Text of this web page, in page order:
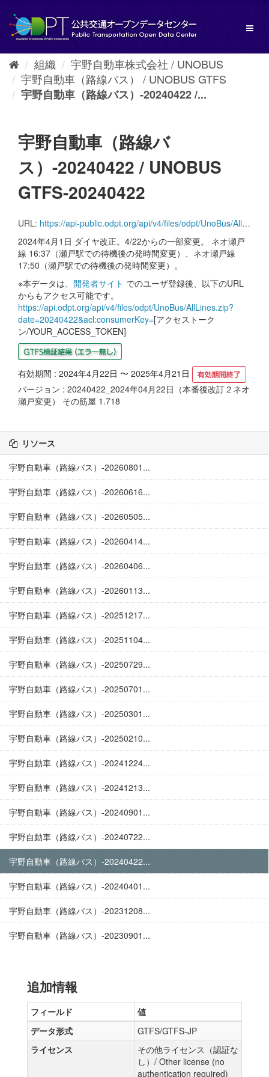
し
組織
宇野自動車株式会社 / UNOBUS
宇野自動車（路線バス） / UNOBUS GTFS
宇野自動車（路線バス）-20240422 /...
宇野自動車（路線バ
ス）-20240422 / UNOBUS
GTFS-20240422
URL: https://api-public.odpt.org/api/v4/files/odpt/UnoBus/AllLines.zip?date=20240422
2024年4月1日 ダイヤ改正。4/22からの一部変更。 ネオ瀬戸
線 16:37（瀬戸駅での待機後の発時間変更）、ネオ瀬戸線
17:50（瀬戸駅での待機後の発時間変更）。
※本データは、 開発者サイト でのユーザ登録後、以下のURL
からもアクセス可能です。
https://api.odpt.org/api/v4/files/odpt/UnoBus/AllLines.zip?
date=20240422&acl:consumerKey=[アクセストーク
ン/YOUR_ACCESS_TOKEN]
有効期間 : 2024年4月22日 〜 2025年4月21日
バージョン : 20240422_2024年04月22日（本番後改訂２ネオ
瀬戸変更） その筋屋 1.718
リソース
宇野自動車（路線バス）-20260801...
宇野自動車（路線バス）-20260616...
宇野自動車（路線バス）-20260505...
宇野自動車（路線バス）-20260414...
宇野自動車（路線バス）-20260406...
宇野自動車（路線バス）-20260113...
宇野自動車（路線バス）-20251217...
宇野自動車（路線バス）-20251104...
宇野自動車（路線バス）-20250729...
宇野自動車（路線バス）-20250701...
宇野自動車（路線バス）-20250301...
宇野自動車（路線バス）-20250210...
宇野自動車（路線バス）-20241224...
宇野自動車（路線バス）-20241213...
宇野自動車（路線バス）-20240901...
宇野自動車（路線バス）-20240722...
宇野自動車（路線バス）-20240422...
宇野自動車（路線バス）-20240401...
宇野自動車（路線バス）-20231208...
宇野自動車（路線バス）-20230901...
追加情報
フィールド
値
データ形式
GTFS/GTFS-JP
ライセンス
その他ライセンス（認証な
し）/ Other license (no
authentication required)